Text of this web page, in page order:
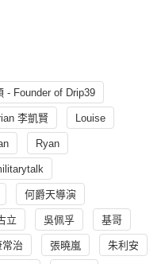
- Founder of Drip39
李凱賢 Louise
Ryan
何爵天導演
立 吳佩孚 基哥
常治 張曉嵐 朱利安